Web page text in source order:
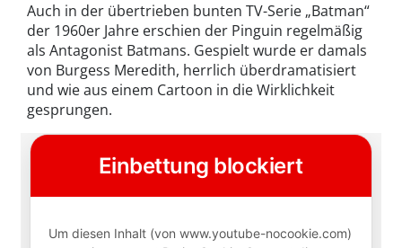
Auch in der übertrieben bunten TV-Serie „Batman“
der 1960er Jahre erschien der Pinguin regelmäßig
als Antagonist Batmans. Gespielt wurde er damals
von Burgess Meredith, herrlich überdramatisiert
und wie aus einem Cartoon in die Wirklichkeit
gesprungen.